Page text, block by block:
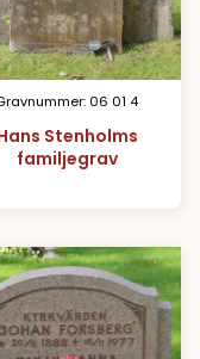
06 01 4
Stenholms
familjegrav